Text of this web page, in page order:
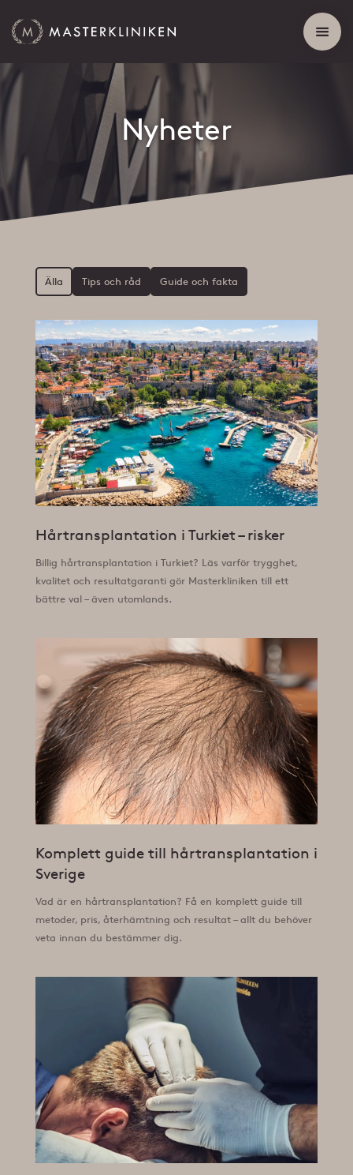
Nyheter
Älla Tips och råd Guide och fakta
Hårtransplantation i Turkiet – risker
Billig hårtransplantation i Turkiet? Läs varför trygghet,
kvalitet och resultatgaranti gör Masterkliniken till ett
bättre val – även utomlands.
Komplett guide till hårtransplantation i
Sverige
Vad är en hårtransplantation? Få en komplett guide till
metoder, pris, återhämtning och resultat – allt du behöver
veta innan du bestämmer dig.